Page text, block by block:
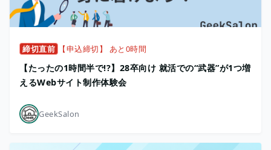
締切直前 【申込締切】 あと0時間
【たったの1時間半で!?】28卒向け 就活での“武器”が1つ増
えるWebサイト制作体験会
GeekSalon